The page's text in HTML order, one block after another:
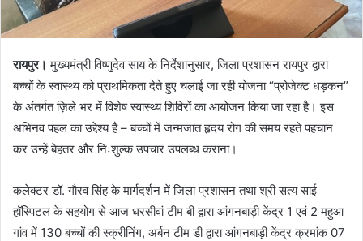
रायपुर। मुख्यमंत्री विष्णुदेव साय के निर्देशानुसार, जिला प्रशासन रायपुर द्वारा
बच्चों के स्वास्थ्य को प्राथमिकता देते हुए चलाई जा रही योजना “प्रोजेक्ट धड़कन”
के अंतर्गत ज़िले भर में विशेष स्वास्थ्य शिविरों का आयोजन किया जा रहा है। इस
अभिनव पहल का उद्देश्य है – बच्चों में जन्मजात हृदय रोग की समय रहते पहचान
कर उन्हें बेहतर और निःशुल्क उपचार उपलब्ध कराना।
कलेक्टर डॉ. गौरव सिंह के मार्गदर्शन में जिला प्रशासन तथा श्री सत्य साई
हॉस्पिटल के सहयोग से आज धरसीवां टीम बी द्वारा आंगनबाड़ी केंद्र 1 एवं 2 महुआ
गांव में 130 बच्चों की स्क्रीनिंग, अर्बन टीम डी द्वारा आंगनबाड़ी केंद्र क्रमांक 07